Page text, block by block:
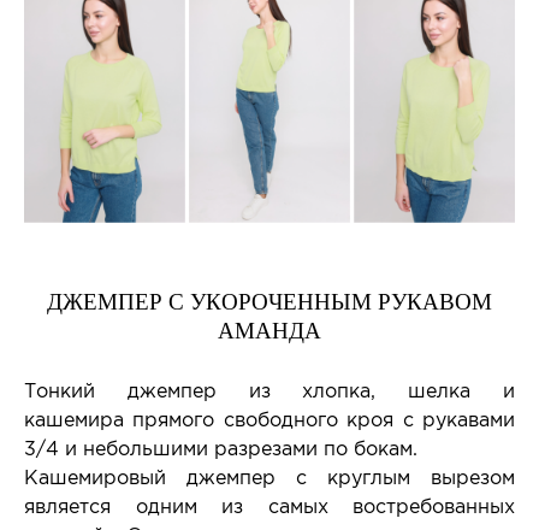
ДЖЕМПЕР С УКОРОЧЕННЫМ РУКАВОМ
АМАНДА
Тонкий джемпер из хлопка, шелка и
кашемира прямого свободного кроя с рукавами
3/4 и небольшими разрезами по бокам.
Кашемировый джемпер с круглым вырезом
является одним из самых востребованных